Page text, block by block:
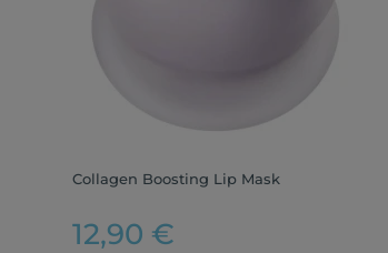
Collagen Boosting Lip Mask
12,90 €